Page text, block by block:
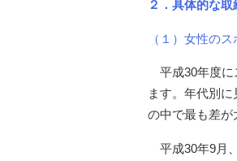
２．具体的な取
（１）女性の
平成30年度
ます。年代別
の中で最も差が
平成30年9月